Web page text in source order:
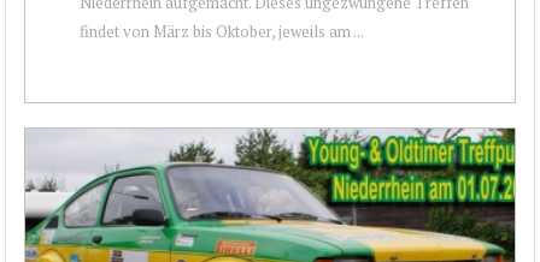
findet von März bis Oktober, jeweils am ...